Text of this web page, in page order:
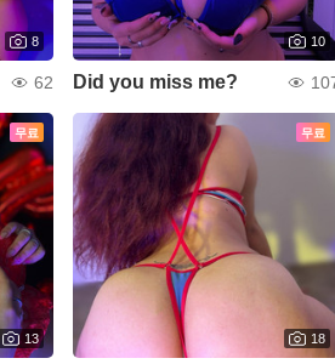
8
62
10
Did you miss me?
무료
13
무료
18